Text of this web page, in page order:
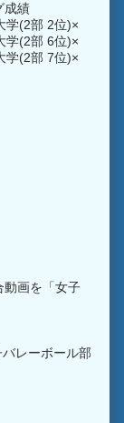
績
学(2部 2位)×
(2部 6位)×
学(2部 7位)×
画を「女子
レーボール部